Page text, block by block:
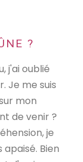
?
j'ai oublié
Je me suis
mon
de venir ?
je
Bien